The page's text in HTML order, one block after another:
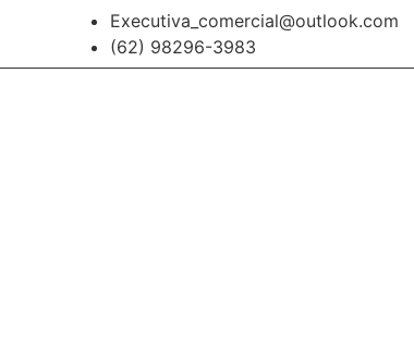
Executiva_comercial@outlook.com
(62) 98296-3983